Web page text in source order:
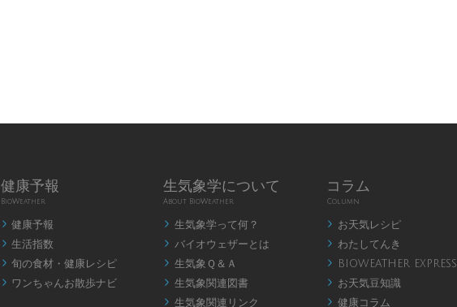
健康予報
BioWeather
 健康予報
 生活指数
 旬の食材・健康レシピ
 ワンちゃんお散歩ナビ
生気象学について
About BioWeather
 生気象学って何？
 バイオウェザーとは
 生気象Ｑ＆Ａ
 生気象関連図書
 生気象関連リンク
コラム
Column
 お天気レシピ
 わたしてんき
 BIOWEATHER EXPRESS
 お天気豆知識
 健康コラム